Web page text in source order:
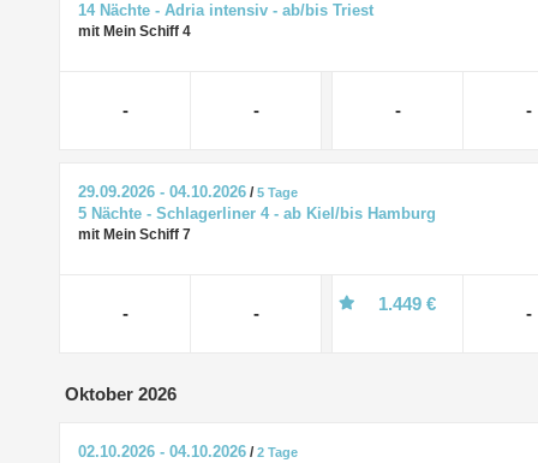
14 Nächte - Adria intensiv - ab/bis Triest
mit Mein Schiff 4
- - - -
29.09.2026 - 04.10.2026 /5 Tage
5 Nächte - Schlagerliner 4 - ab Kiel/bis Hamburg
mit Mein Schiff 7
- - 1.449 € -
Oktober 2026
02.10.2026 - 04.10.2026 /2 Tage